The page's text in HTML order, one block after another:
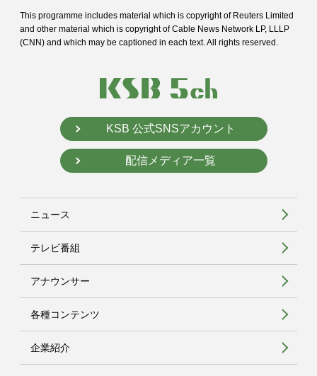
This programme includes material which is copyright of Reuters Limited
and other material which is copyright of Cable News Network LP, LLLP
(CNN) and which may be captioned in each text. All rights reserved.
KSB 公式SNSアカウント
配信メディア一覧
ニュース
テレビ番組
アナウンサー
各種コンテンツ
企業紹介